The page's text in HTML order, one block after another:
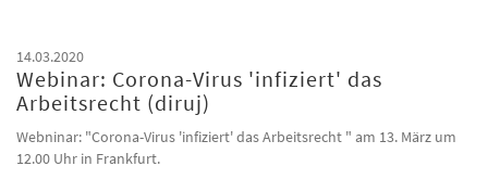
14.03.2020
Webinar: Corona-Virus 'infiziert' das
Arbeitsrecht (diruj)
Webninar: "Corona-Virus 'infiziert' das Arbeitsrecht " am 13. März um
12.00 Uhr in Frankfurt.